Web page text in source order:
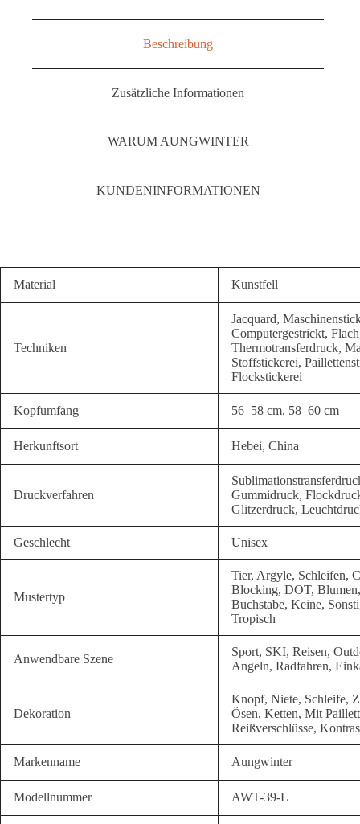
Beschreibung
Zusätzliche Informationen
WARUM AUNGWINTER
KUNDENINFORMATIONEN
Material Kunstfell
Techniken
Jacquard,
Computergestrickt,
Thermotransferdruck,
Stoffstickerei,
Flockstickerei
Kopfumfang 56–58 cm, 58–60 cm
Herkunftsort Hebei, China
Druckverfahren
Gummidruck,
Glitzerdruck,
Geschlecht Unisex
Mustertyp
Tier, Argyle, Schleifen,
Blocking, DOT,
Buchstabe, Keine,
Tropisch
Anwendbare Szene
Sport, SKI, Reisen,
Angeln, Radfahren,
Dekoration
Knopf, Niete, Schleife,
Ösen, Ketten, Mit
Reißverschlüsse,
Markenname Aungwinter
Modellnummer AWT-39-L